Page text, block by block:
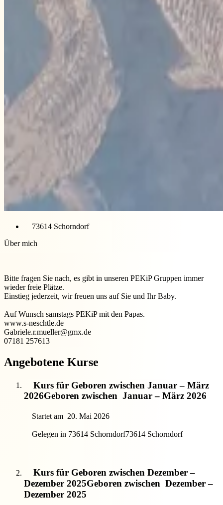
73614 Schorndorf
Über mich
Bitte fragen Sie nach, es gibt in unseren PEKiP Gruppen immer
wieder freie Plätze.
Einstieg jederzeit, wir freuen uns auf Sie und Ihr Baby.
Auf Wunsch samstags PEKiP mit den Papas.
www.s-neschtle.de
Gabriele.r.mueller@gmx.de
07181 257613
Angebotene Kurse
Kurs für Geboren zwischen Januar – März
2026Geboren zwischen Januar – März 2026
Startet am 20. Mai 2026
Gelegen in 73614 Schorndorf73614 Schorndorf
Kurs für Geboren zwischen Dezember –
Dezember 2025Geboren zwischen Dezember –
Dezember 2025